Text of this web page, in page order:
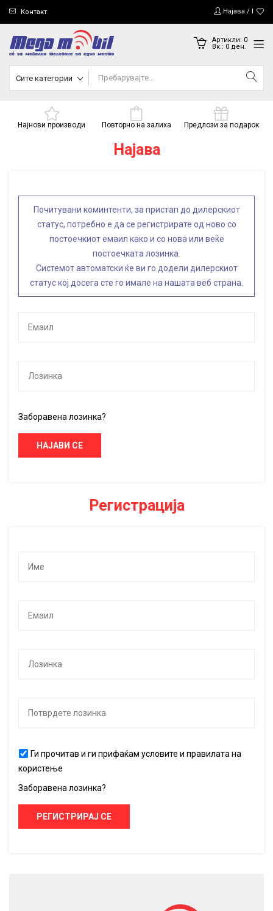
Контакт Најава /
Артикли: 0
Вк.: 0ден.
Сите категории
Најнови производи Повторно на залиха Предлози за подарок
Најава
Почитувани коминтенти, за пристап до дилерскиот
статус, потребно е да се регистрирате од ново со
постоечкиот емаил како и со нова или веќе
постоечката лозинка.
Системот автоматски ќе ви го додели дилерскиот
статус кој досега сте го имале на нашата веб страна.
Заборавена лозинка?
НАЈАВИ СЕ
Регистрација
Ги прочитав и ги прифаќам условите и правилата на
користење
Заборавена лозинка?
РЕГИСТРИРАЈ СЕ